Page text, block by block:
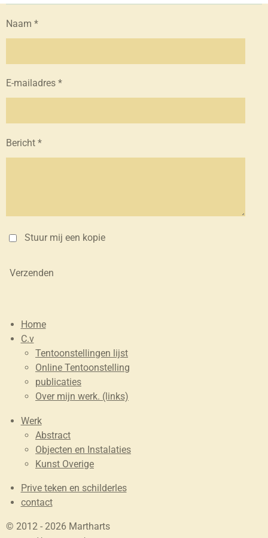
Naam *
E-mailadres *
Bericht *
Stuur mij een kopie
Verzenden
Home
C.v
Tentoonstellingen lijst
Online Tentoonstelling
publicaties
Over mijn werk. (links)
Werk
Abstract
Objecten en Instalaties
Kunst Overige
Prive teken en schilderles
contact
© 2012 - 2026 Martharts